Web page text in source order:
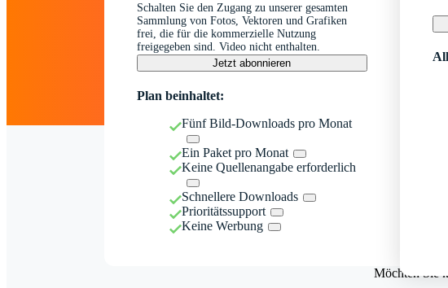
Schalten Sie den Zugang zu unserer gesamten
Sammlung von Fotos, Vektoren und Grafiken
frei, die für die kommerzielle Nutzung
freigegeben sind. Video nicht enthalten.
Jetzt abonnieren
Plan beinhaltet:
Fünf Bild-Downloads pro Monat
Ein Paket pro Monat
Keine Quellenangabe erforderlich
Schnellere Downloads
Prioritätssupport
Keine Werbung
Möchten Sie